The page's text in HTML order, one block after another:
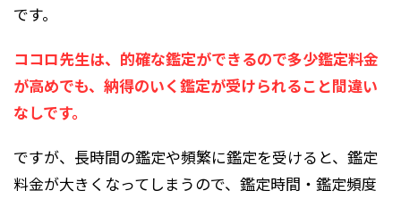
です。
ココロ先生は、的確な鑑定ができるので多少鑑定料金
が高めでも、納得のいく鑑定が受けられること間違い
なしです。
ですが、長時間の鑑定や頻繁に鑑定を受けると、鑑定
料金が大きくなってしまうので、鑑定時間・鑑定頻度